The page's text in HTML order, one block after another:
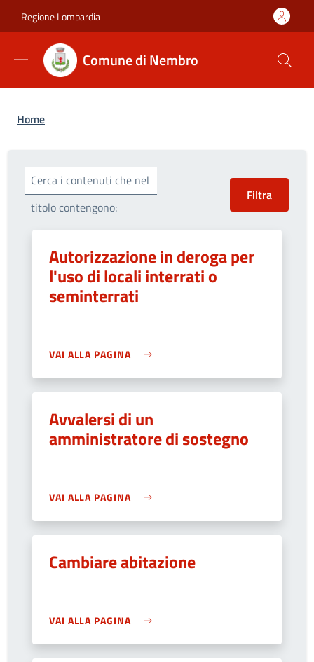
Regione Lombardia
Comune di Nembro
Briciole di pane
Home
Cerca i contenuti che nel
titolo contengono:
Autorizzazione in deroga per
l'uso di locali interrati o
seminterrati
VAI ALLA PAGINA
Avvalersi di un
amministratore di sostegno
VAI ALLA PAGINA
Cambiare abitazione
VAI ALLA PAGINA